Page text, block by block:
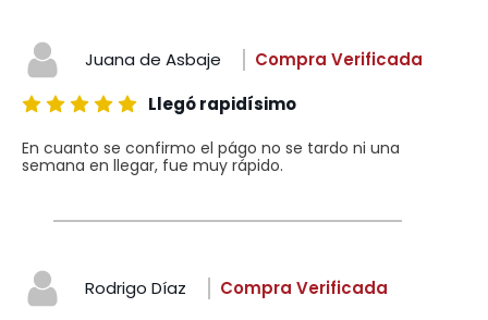
Juana de Asbaje
Compra Verificada
Llegó rapidísimo
En cuanto se confirmo el págo no se tardo ni una
semana en llegar, fue muy rápido.
Rodrigo Díaz
Compra Verificada